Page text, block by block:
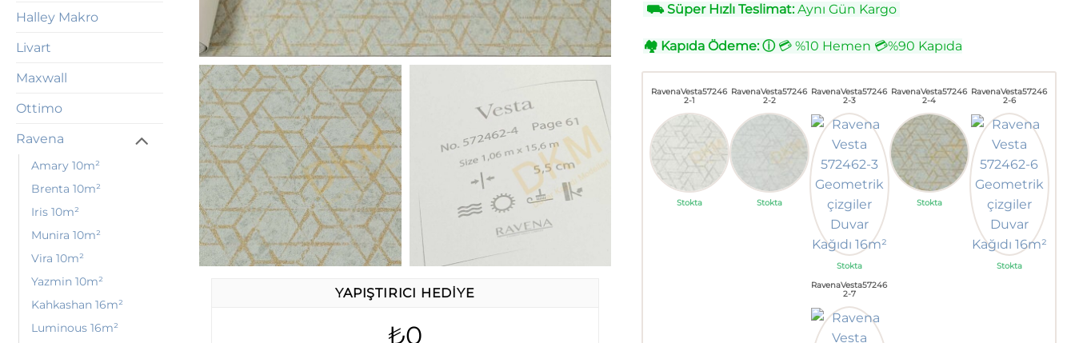
Halley Makro
Livart
Maxwall
Ottimo
Ravena
Amary 10m²
Brenta 10m²
Iris 10m²
Munira 10m²
Vira 10m²
Yazmin 10m²
Kahkashan 16m²
Luminous 16m²
YAPIŞTIRICI HEDIYE
₺0
⛟Süper Hızlı Teslimat:Aynı Gün Kargo
🏘 Kapıda Ödeme: ⓘ💳 %10 Hemen 💳%90 Kapıda
RavenaVesta57246
2-1
Stokta
RavenaVesta57246
2-2
Stokta
RavenaVesta57246
2-3
Stokta
RavenaVesta57246
2-4
Stokta
RavenaVesta57246
2-6
Stokta
RavenaVesta57246
2-7